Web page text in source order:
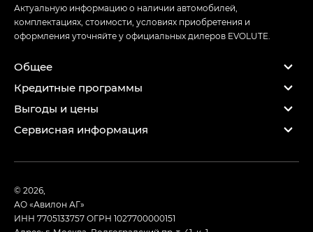
Актуальную информацию о наличии автомобилей,
комплектациях, стоимости, условиях приобретения и
оформления уточняйте у официальных дилеров EVOLUTE.
Общее
Кредитные программы
Выгоды и цены
Сервисная информация
© 2026,
АО «Авилон АГ»
ИНН 7705133757ОГРН 1027700000151